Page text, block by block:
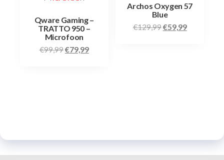
Qware Gaming –
TRATTO 950 –
Microfoon
€99,99€79,99
Archos Oxygen 57
Blue
€129,99€59,99